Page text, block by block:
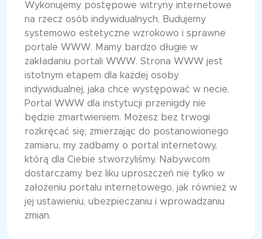
Wykonujemy postępowe witryny internetowe
na rzecz osób indywidualnych. Budujemy
systemowo estetyczne wzrokowo i sprawne
portale WWW. Mamy bardzo długie w
zakładaniu portali WWW. Strona WWW jest
istotnym etapem dla każdej osoby
indywidualnej, jaka chce występować w necie.
Portal WWW dla instytucji przenigdy nie
będzie zmartwieniem. Możesz bez trwogi
rozkręcać się, zmierzając do postanowionego
zamiaru, my zadbamy o portal internetowy,
którą dla Ciebie stworzyliśmy. Nabywcom
dostarczamy bez liku uproszczeń nie tylko w
założeniu portalu internetowego, jak również w
jej ustawieniu, ubezpieczaniu i wprowadzaniu
zmian.